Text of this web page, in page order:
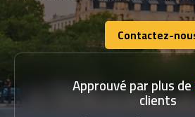
Contactez-
Contactez-
Approuvé par plus de
clients